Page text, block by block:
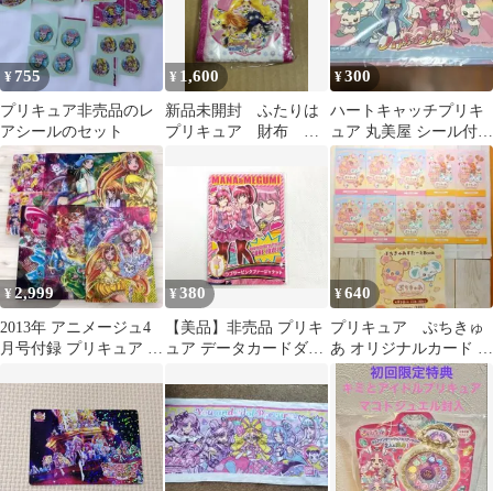
¥ 755
プリキュア非売品のレ
アシールのセット
¥ 1,600
新品未開封 ふたりは
プリキュア 財布 映
¥300
ハートキャッチプリキ
ュア 丸美屋 シール付き
ノート 非売品
¥2,999
2013年 アニメージュ4
月号付録 プリキュア 特
¥380
【美品】非売品 プリキ
ュア データカードダス
ジャケット
¥640
プリキュア ぷちきゅ
あ オリジナルカード 全
2種 原宿 竹下通り
非売品